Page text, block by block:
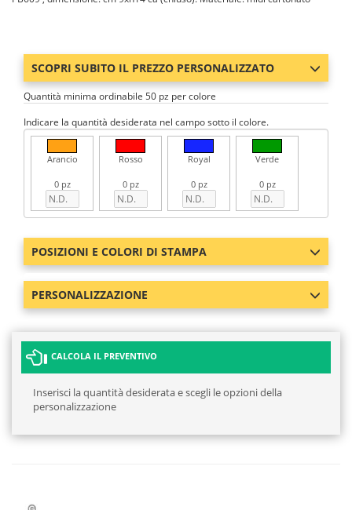
SCOPRI SUBITO IL PREZZO PERSONALIZZATO
Quantità minima ordinabile 50 pz per colore
Indicare la quantità desiderata nel campo sotto il colore.
Arancio
0 pz
Rosso
0 pz
Royal
0 pz
Verde
0 pz
POSIZIONI E COLORI DI STAMPA
PERSONALIZZAZIONE
CALCOLA IL PREVENTIVO
Inserisci la quantità desiderata e scegli le opzioni della
personalizzazione